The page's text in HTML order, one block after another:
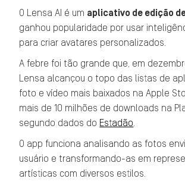
O Lensa AI é um aplicativo de edição
ganhou popularidade por usar
para criar avatares personalizados.
A febre foi tão grande que, em
Lensa alcançou o topo das listas de
foto e vídeo mais baixados na Apple
mais de 10 milhões de downloads na
segundo dados do Estadão
O app funciona analisando as fotos
usuário e transformando-as em
artísticas com diversos estilos.